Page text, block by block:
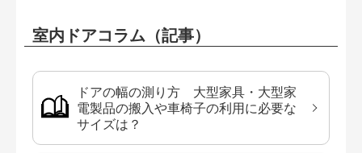
室内ドアコラム（記事）
ドアの幅の測り方 大型家具・大型家
電製品の搬入や車椅子の利用に必要な
サイズは？